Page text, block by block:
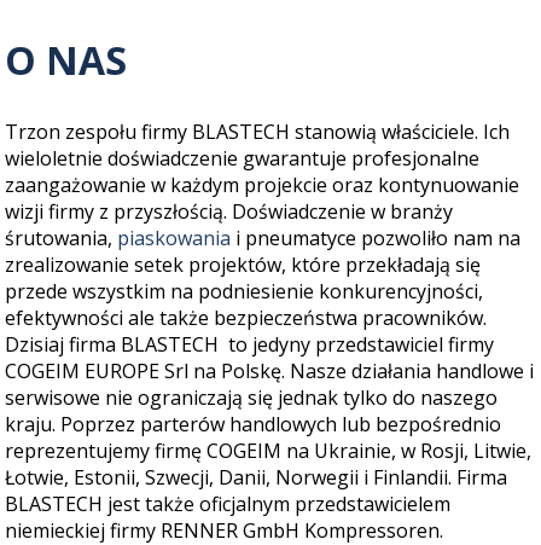
O NAS
Trzon zespołu firmy BLASTECH stanowią właściciele. Ich
wieloletnie doświadczenie gwarantuje profesjonalne
zaangażowanie w każdym projekcie oraz kontynuowanie
wizji firmy z przyszłością. Doświadczenie w branży
śrutowania, piaskowania i pneumatyce pozwoliło nam na
zrealizowanie setek projektów, które przekładają się
przede wszystkim na podniesienie konkurencyjności,
efektywności ale także bezpieczeństwa pracowników.
Dzisiaj firma BLASTECH to jedyny przedstawiciel firmy
COGEIM EUROPE Srl na Polskę. Nasze działania handlowe i
serwisowe nie ograniczają się jednak tylko do naszego
kraju. Poprzez parterów handlowych lub bezpośrednio
reprezentujemy firmę COGEIM na Ukrainie, w Rosji, Litwie,
Łotwie, Estonii, Szwecji, Danii, Norwegii i Finlandii. Firma
BLASTECH jest także oficjalnym przedstawicielem
niemieckiej firmy RENNER GmbH Kompressoren.